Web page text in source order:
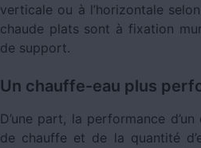
verticale ou à l’horizontale
chaude plats sont à fixation
de support.
Un chauffe-eau plus
D’une part, la performance
de chauffe et de la quantité